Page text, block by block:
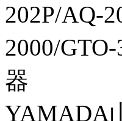
202P/AQ-
2000/
器
YAMADA